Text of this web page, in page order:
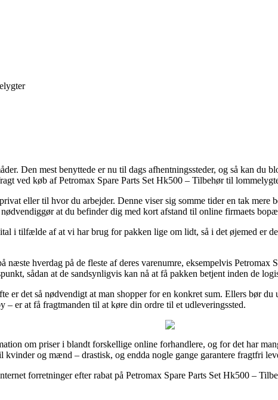
Den mest benyttede er nu til dags afhentningssteder, og så kan
ved køb af Petromax Spare Parts Set Hk500 – Tilbehør til
eller til hvor du arbejder. Denne viser sig somme tider en tak
at du befinder dig med kort afstand til online firmaets
i tilfælde af at vi har brug for pakken lige om lidt, så i det øjemed er
hverdag på de fleste af deres varenumre, eksempelvis
sådan at de sandsynligvis kan nå at få pakken betjent inden de
er det så nødvendigt at man shopper for en konkret sum. Ellers bør
er at få fragtmanden til at køre din ordre til et udleveringssted.
om priser i blandt forskellige online forhandlere, og for det har
og mænd – drastisk, og endda nogle gange garantere fragtfri
forretninger efter rabat på Petromax Spare Parts Set Hk500 –